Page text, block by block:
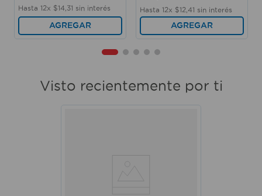
Hasta 12x $14 31 sin interés
AGREGAR
Hasta 12x $12 41 sin interés
AGREGAR
Visto recientemente por ti